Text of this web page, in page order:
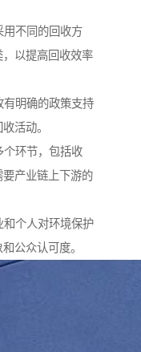
用不同的回收方
以提高回收效率
有明确的政策支持
活动。
个环节，包括收
产业链上下游的
和个人对环境保护
公众认可度。